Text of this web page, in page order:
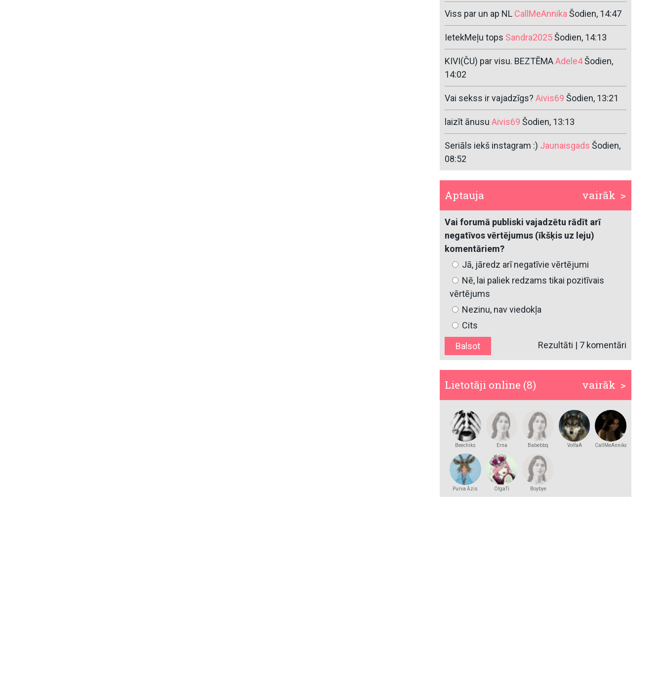
Viss par un ap NL CallMeAnnikaŠodien, 14:47
IetekMeļu tops Sandra2025Šodien, 14:13
KIVI(ČU) par visu. BEZTĒMAAdele4Šodien,
14:02
Vai sekss ir vajadzīgs?Aivis69 Šodien, 13:21
laizīt ānusu Aivis69 Šodien, 13:13
Seriāls iekš instagram :) Jaunaisgads Šodien,
08:52
vairāk >
Aptauja
Vai forumā publiski vajadzētu rādīt arī
negatīvos vērtējumus (īkšķis uz leju)
komentāriem?
Jā, jāredz arī negatīvie vērtējumi
Nē, lai paliek redzams tikai pozitīvais
vērtējums
Nezinu, nav viedokļa
Cits
Rezultāti | 7 komentāri
vairāk >
Lietotāji online (8)
Beechiks Erna Babebbq VolfaA CallMeAnnika
Purva Āzis OlgaTi Boybye